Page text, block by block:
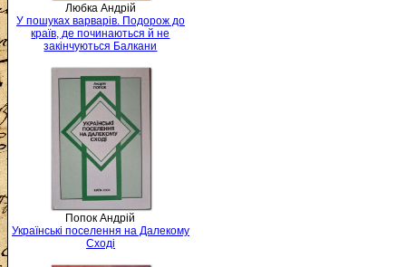
Любка Андрій
У пошуках варварів. Подорож до
країв, де починаються й не
закінчуються Балкани
Попок Андрій
Українські поселення на Далекому
Сході